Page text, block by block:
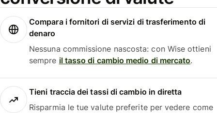
Compara i fornitori di servizi di trasferimento di
denaro
Nessuna commissione nascosta: con Wise ottieni
sempre il tasso di cambio medio di mercato.
Tieni traccia dei tassi di cambio in diretta
Risparmia le tue valute preferite per vedere come